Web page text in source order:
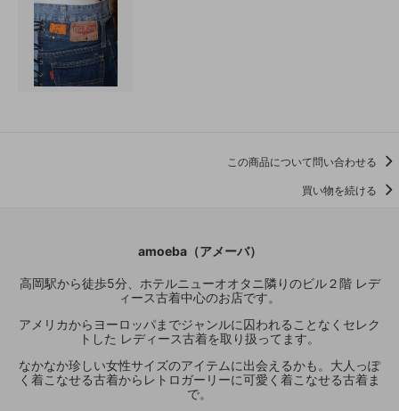
この商品について問い合わせる
買い物を続ける
amoeba（アメーバ）
高岡駅から徒歩5分、ホテルニューオオタニ隣りのビル２階 レデ
ィース古着中心のお店です。
アメリカからヨーロッパまでジャンルに囚われることなくセレク
トした レディース古着を取り扱ってます。
なかなか珍しい女性サイズのアイテムに出会えるかも。大人っぽ
く着こなせる古着からレトロガーリーに可愛く着こなせる古着ま
で。